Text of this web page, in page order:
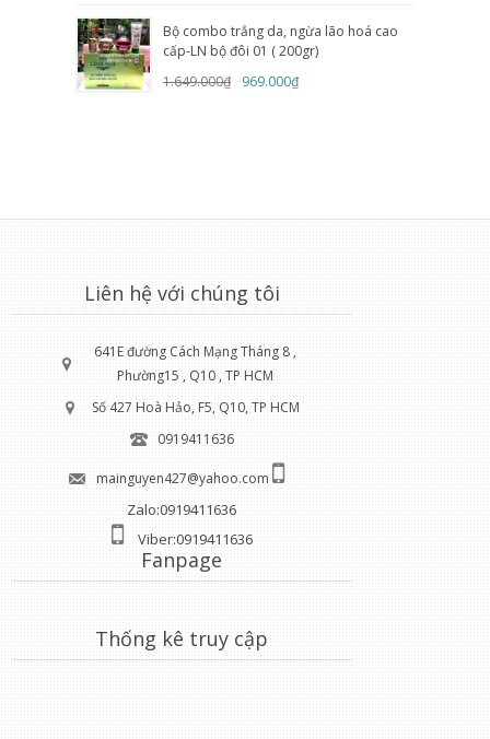
Bộ combo trắng da, ngừa lão hoá cao
cấp-LN bộ đôi 01 ( 200gr)
1.649.000₫
969.000₫
Liên hệ với chúng tôi
641E đường Cách Mạng Tháng 8 ,
Phường15 , Q10 , TP HCM
Số 427 Hoà Hảo, F5, Q10, TP HCM
0919411636
mainguyen427@yahoo.com
Zalo:0919411636
Viber:0919411636
Fanpage
Thống kê truy cập